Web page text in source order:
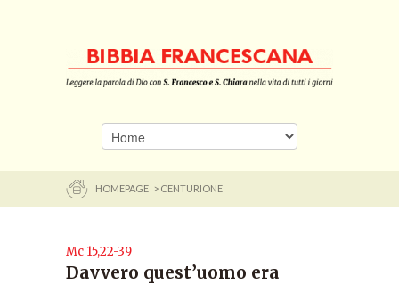
HOMEPAGE > CENTURIONE
Mc 15,22-39
Davvero quest’uomo era